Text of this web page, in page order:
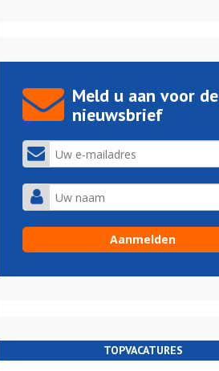
Meld u aan voor de
nieuwsbrief
TOPVACATURES